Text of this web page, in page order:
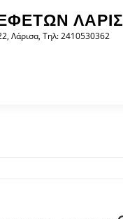
Λάρισα, Τηλ: 2410530362